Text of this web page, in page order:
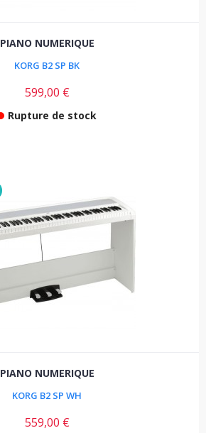
PIANO NUMERIQUE
KORG B2 SP BK
599,00 €
Rupture de stock
PIANO NUMERIQUE
KORG B2 SP WH
559,00 €